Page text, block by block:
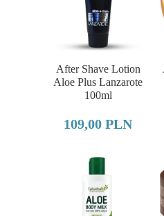
After Shave Lotion
Aloe Plus Lanzarote
100ml
109,00 PLN